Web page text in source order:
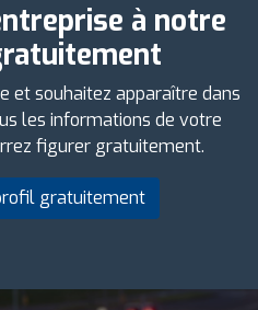
à notre
et souhaitez apparaître dans
les informations de votre
figurer gratuitement.
gratuitement